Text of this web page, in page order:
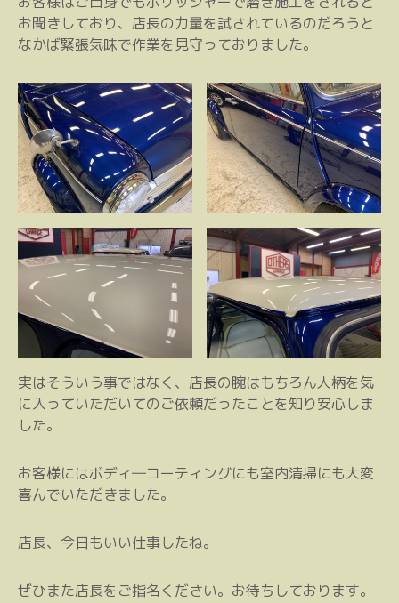
お聞きしており、店長の力量を試されているのだろうと
なかば緊張気味で作業を見守っておりました。
実はそういう事ではなく、店長の腕はもちろん人柄を気
に入っていただいてのご依頼だったことを知り安心しま
した。
お客様にはボディ―コーティングにも室内清掃にも大変
喜んでいただきました。
店長、今日もいい仕事したね。
ぜひまた店長をご指名ください。お待ちしております。